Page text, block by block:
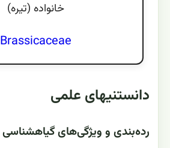
خانواده (تيره)
Brassicaceae
دانستنیهای علمی
رده‌بندی و ویژگی‌های گیاهشناسی